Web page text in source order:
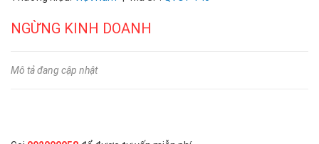
NGỪNG KINH DOANH
Mô tả đang cập nhật